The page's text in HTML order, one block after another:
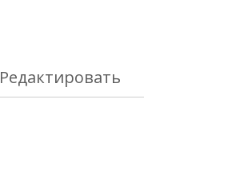
Редактировать